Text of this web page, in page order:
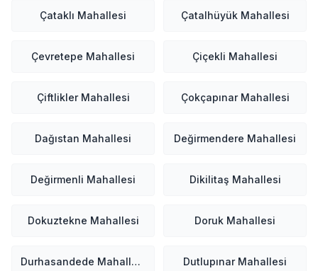
Çataklı Mahallesi Çatalhüyük Mahallesi
Çevretepe Mahallesi Çiçekli Mahallesi
Çiftlikler Mahallesi Çokçapınar Mahallesi
Dağıstan Mahallesi Değirmendere Mahallesi
Değirmenli Mahallesi Dikilitaş Mahallesi
Dokuztekne Mahallesi Doruk Mahallesi
Durhasandede Mahallesi Dutlupınar Mahallesi